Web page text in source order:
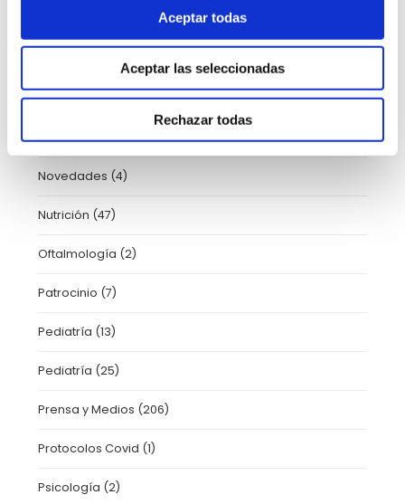
Aceptar todas
Aceptar las seleccionadas
Rechazar todas
(7)
Información Paciente (1)
Neumología(1)
Neurología(11)
Novedades (4)
Nutrición (47)
Oftalmología (2)
Patrocinio (7)
Pediatría (13)
Pediatría (25)
Prensa y Medios (206)
Protocolos Covid (1)
Psicología (2)